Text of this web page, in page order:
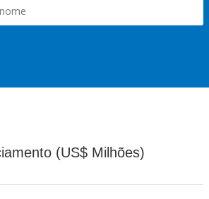
(US$ Milhões)